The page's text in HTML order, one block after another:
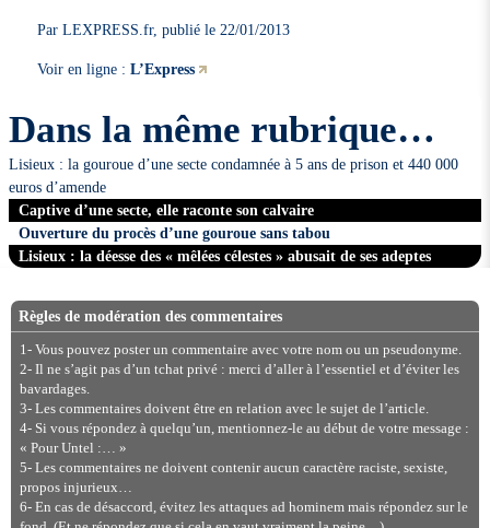
Par LEXPRESS.fr, publié le 22/01/2013
Voir en ligne :L’Express
Dans la même rubrique…
Lisieux : la gouroue d’une secte condamnée à 5 ans de prison et 440 000
euros d’amende
Captive d’une secte, elle raconte son calvaire
Ouverture du procès d’une gouroue sans tabou
Lisieux : la déesse des « mêlées célestes » abusait de ses adeptes
Règles de modération des commentaires
1- Vous pouvez poster un commentaire avec votre nom ou un pseudonyme.
2- Il ne s’agit pas d’un tchat privé : merci d’aller à l’essentiel et d’éviter les
bavardages.
3- Les commentaires doivent être en relation avec le sujet de l’article.
4- Si vous répondez à quelqu’un, mentionnez-le au début de votre message :
« Pour Untel :… »
5- Les commentaires ne doivent contenir aucun caractère raciste, sexiste,
propos injurieux…
6- En cas de désaccord, évitez les attaques ad hominem mais répondez sur le